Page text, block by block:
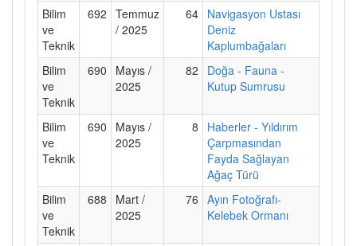
Bilim
ve
Teknik
692 Temmuz
/ 2025
64 Navigasyon Ustası
Deniz
Kaplumbağaları
Bilim
ve
Teknik
690
Mayıs /
2025
82
Doğa - Fauna -
Kutup Sumrusu
Bilim
ve
Teknik
690
Mayıs /
2025
8
Haberler - Yıldırım
Çarpmasından
Fayda Sağlayan
Ağaç Türü
Bilim
ve
Teknik
688
Mart /
2025
76 Ayın Fotoğrafı-
Kelebek Ormanı